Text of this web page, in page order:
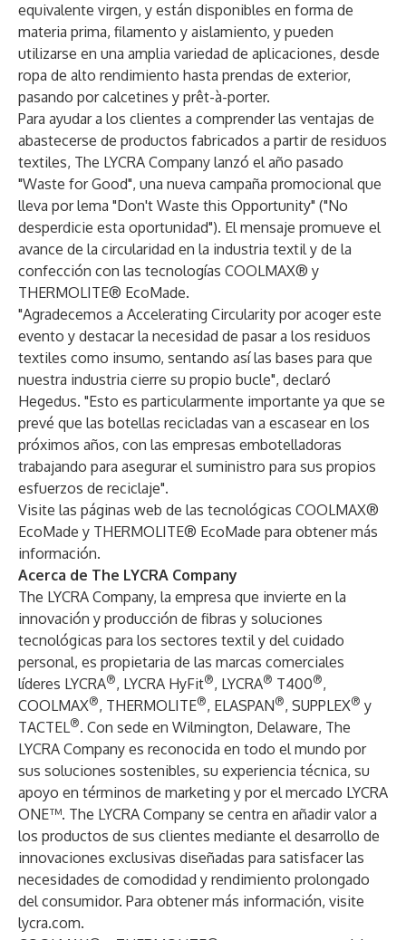
equivalente virgen, y están disponibles en forma de
materia prima, filamento y aislamiento, y pueden
utilizarse en una amplia variedad de aplicaciones, desde
ropa de alto rendimiento hasta prendas de exterior,
pasando por calcetines y prêt-à-porter.
Para ayudar a los clientes a comprender las ventajas de
abastecerse de productos fabricados a partir de residuos
textiles, The LYCRA Company lanzó el año pasado
"Waste for Good", una nueva campaña promocional que
lleva por lema "Don't Waste this Opportunity" ("No
desperdicie esta oportunidad"). El mensaje promueve el
avance de la circularidad en la industria textil y de la
confección con las tecnologías COOLMAX® y
THERMOLITE® EcoMade.
"Agradecemos a Accelerating Circularity por acoger este
evento y destacar la necesidad de pasar a los residuos
textiles como insumo, sentando así las bases para que
nuestra industria cierre su propio bucle", declaró
Hegedus. "Esto es particularmente importante ya que se
prevé que las botellas recicladas van a escasear en los
próximos años, con las empresas embotelladoras
trabajando para asegurar el suministro para sus propios
esfuerzos de reciclaje".
Visite las páginas web de las tecnológicas COOLMAX®
EcoMade y THERMOLITE® EcoMade para obtener más
información.
Acerca de The LYCRA Company
The LYCRA Company, la empresa que invierte en la
innovación y producción de fibras y soluciones
tecnológicas para los sectores textil y del cuidado
personal, es propietaria de las marcas comerciales
líderes LYCRA®, LYCRA HyFit®, LYCRA® T400®,
COOLMAX®, THERMOLITE®, ELASPAN®, SUPPLEX® y
TACTEL®. Con sede en Wilmington, Delaware, The
LYCRA Company es reconocida en todo el mundo por
sus soluciones sostenibles, su experiencia técnica, su
apoyo en términos de marketing y por el mercado LYCRA
ONE™. The LYCRA Company se centra en añadir valor a
los productos de sus clientes mediante el desarrollo de
innovaciones exclusivas diseñadas para satisfacer las
necesidades de comodidad y rendimiento prolongado
del consumidor. Para obtener más información, visite
lycra.com.